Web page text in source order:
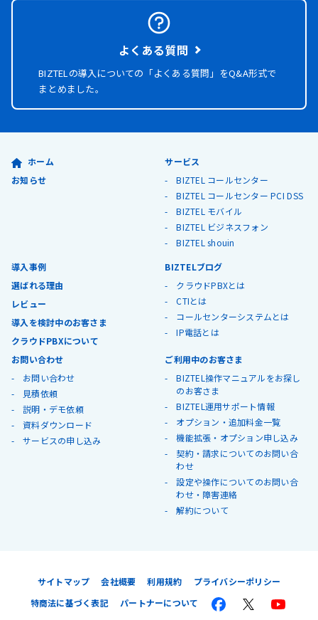
よくある質問
BIZTELの導入についての「よくある質問」をQ&A形式で
まとめました。
ホーム
お知らせ
サービス
BIZTEL コールセンター
BIZTEL コールセンター PCI DSS
BIZTEL モバイル
BIZTEL ビジネスフォン
BIZTEL shouin
導入事例
選ばれる理由
レビュー
導入を検討中のお客さま
クラウドPBXについて
BIZTELブログ
クラウドPBXとは
CTIとは
コールセンターシステムとは
IP電話とは
お問い合わせ
お問い合わせ
見積依頼
説明・デモ依頼
資料ダウンロード
サービスの申し込み
ご利用中のお客さま
BIZTEL操作マニュアルをお探し
のお客さま
BIZTEL運用サポート情報
オプション・追加料金一覧
機能拡張・オプション申し込み
契約・請求についてのお問い合
わせ
設定や操作についてのお問い合
わせ・障害連絡
解約について
サイトマップ 会社概要 利用規約
プライバシーポリシー
特商法に基づく表記
パートナーについて